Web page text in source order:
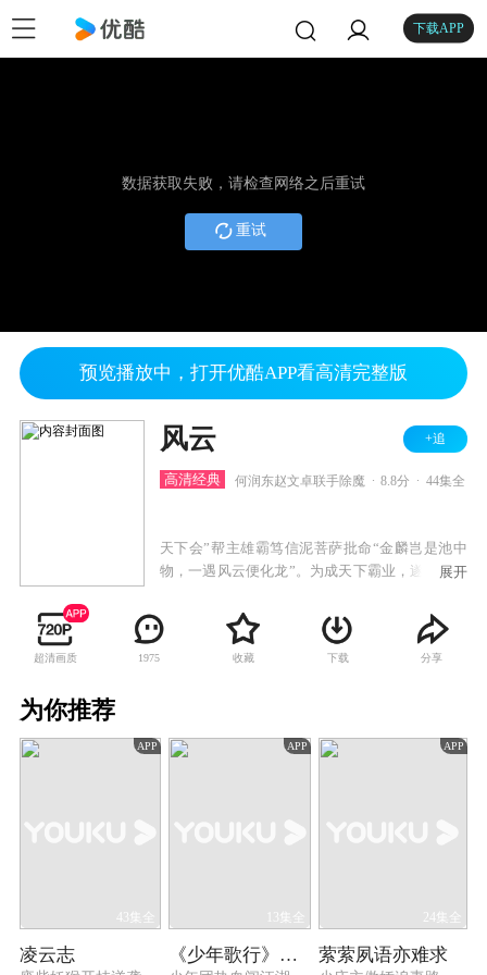
下载APP
数据获取失败，请检查网络之后重试
重试
预览播放中，打开优酷APP看高清完整版
风云 +追
高清经典 何润东赵文卓联手除魔 8.8分 44集全
天下会”帮主雄霸笃信泥菩萨批命“金麟岂是池中
物，一遇风云便化龙”。为成天下霸业，遂收步惊
只能充当杂役，心怀不服的断浪不久即投奔堪
与“天下会”匹敌的“无双城”。聂风受命雄霸入"无
双城"密探，与侠女明月在较量中互生情愫，聂风
展开
超清画质 1975 收藏 下载 分享
为你推荐
APP
43集全
凌云志
APP
13集全
《少年歌行》回顾特辑
APP
24集全
萦萦夙语亦难求